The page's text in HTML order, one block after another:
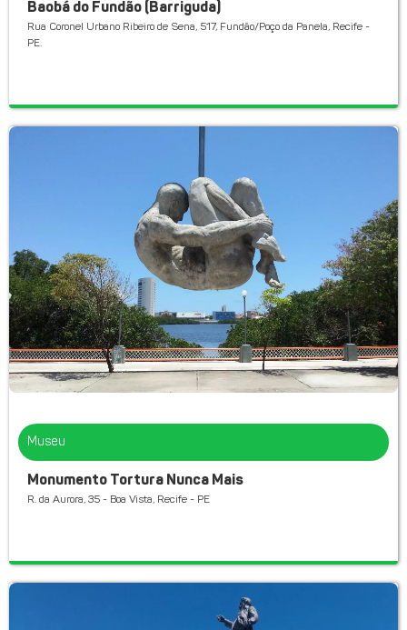
Baobá do Fundão (Barriguda)
Rua Coronel Urbano Ribeiro de Sena, 517, Fundão/Poço da Panela, Recife -
PE.
Museu
Monumento Tortura Nunca Mais
R. da Aurora, 35 - Boa Vista, Recife - PE